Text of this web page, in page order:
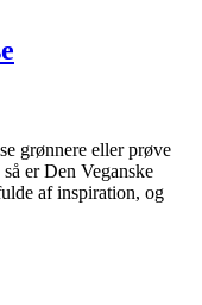
grønnere eller prøve
er Den Veganske
af inspiration, og